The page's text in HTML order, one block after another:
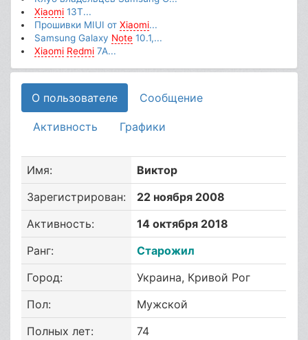
Xiaomi 13T...
Прошивки MIUI отXiaomi...
Samsung Galaxy Note 10.1,...
Xiaomi Redmi 7A...
О пользователе Сообщение
Активность Графики
Имя:
Виктор
Зарегистрирован:
22 ноября 2008
Активность:
14 октября 2018
Ранг:
Старожил
Город:
Украина, Кривой Рог
Пол:
Мужской
Полных лет:
74